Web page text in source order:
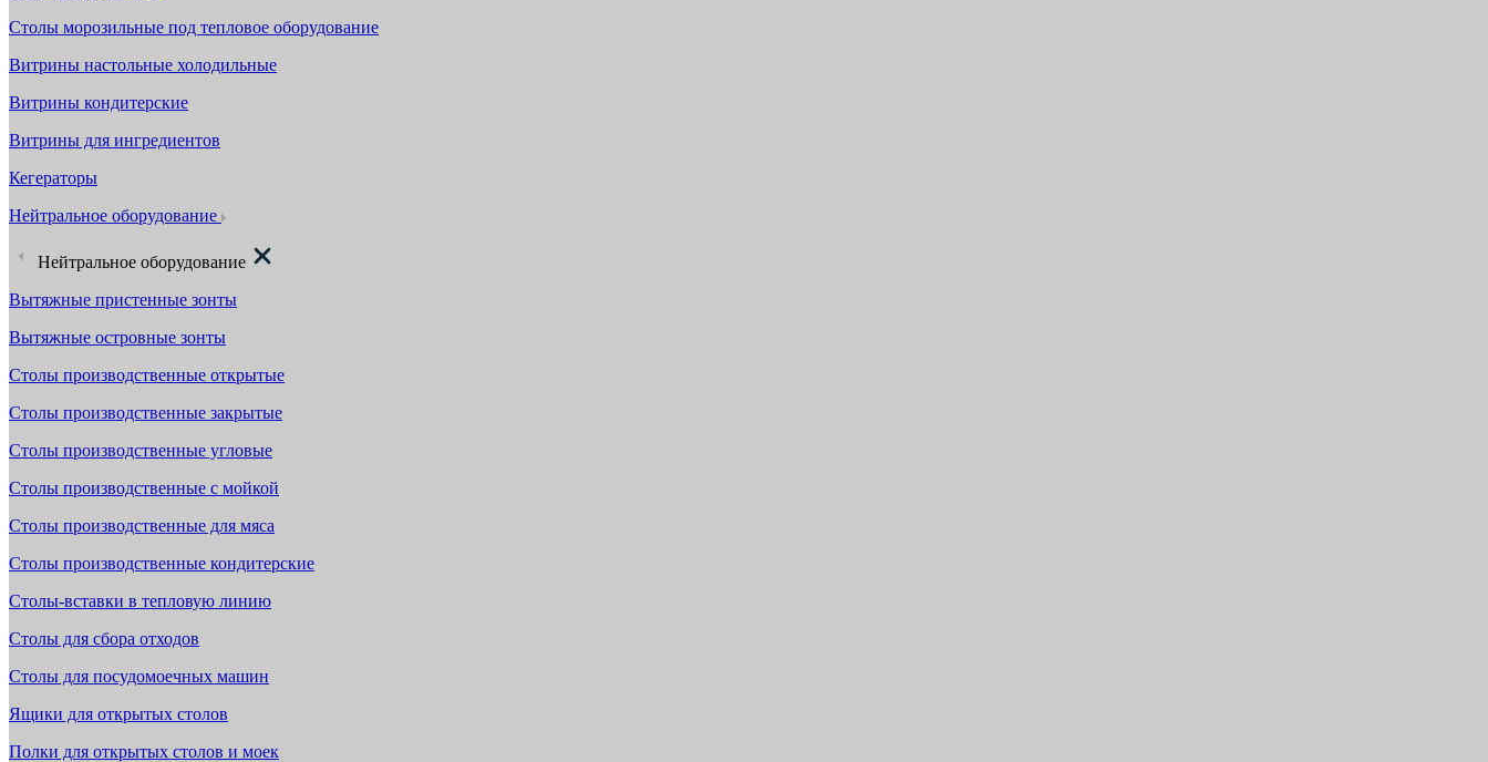
Столы морозильные под тепловое оборудование
Витрины настольные холодильные
Витрины кондитерские
Витрины для ингредиентов
Кегераторы
Нейтральное оборудование
Нейтральное оборудование
Вытяжные пристенные зонты
Вытяжные островные зонты
Столы производственные открытые
Столы производственные закрытые
Столы производственные угловые
Столы производственные с мойкой
Столы производственные для мяса
Столы производственные кондитерские
Столы-вставки в тепловую линию
Столы для сбора отходов
Столы для посудомоечных машин
Ящики для открытых столов
Полки для открытых столов и моек